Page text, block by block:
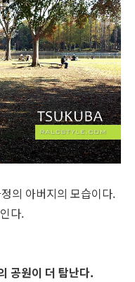
의 아버지의 모습이다.
다.
공원이 더 탐난다.